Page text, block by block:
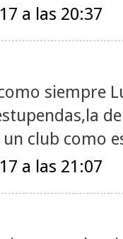
a las 20:37
siempre
club como
a las 21:07